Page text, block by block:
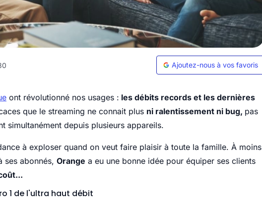
Ajoutez-nous à vos favoris
ont révolutionné nos usages : les débits records et les dernières
que le streaming ne connait plus ni ralentissement ni bug, pas
simultanément depuis plusieurs appareils.
à exploser quand on veut faire plaisir à toute la famille. À moins
ses abonnés, Orange a eu une bonne idée pour équiper ses clients
1 de l'ultra haut débit